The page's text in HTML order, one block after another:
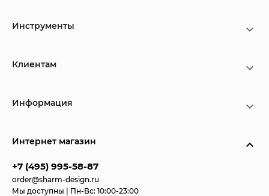
Инструменты
Клиентам
Информация
Интернет магазин
+7 (495) 995-58-87
order@sharm-design.ru
Мы доступны | Пн-Вс: 10:00-23:00